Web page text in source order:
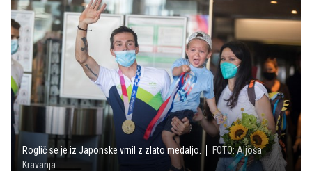
Roglič se je iz Japonske vrnil z zlato medaljo.
FOTO: Aljoša
Kravanja